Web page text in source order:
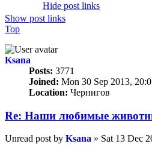
Hide post links
Show post links
Top
Ksana
Posts: 3771
Joined: Mon 30 Sep 2013,
Location: Чернигов
Re: Наши любимые
Unread post by Ksana » Sat 13 Dec